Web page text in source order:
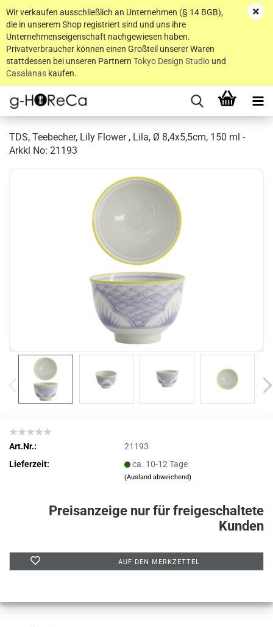
Wir verkaufen ausschließlich an Unternehmen (§ 14 BGB),
die in unserem Shop registriert sind und uns ihre
Unternehmenseigenschaft nachgewiesen haben.
Privatverbraucher können einen Großteil unserer Waren
stattdessen bei unseren Partnern Tokyo Design Studio und
Casalanas kaufen.
TDS, Teebecher, Lily Flower , Lila, Ø 8,4x5,5cm, 150 ml -
Arkkl No: 21193
Art.Nr.:
21193
Lieferzeit:
ca. 10-12 Tage
(Ausland abweichend)
Preisanzeige nur für freigeschaltete
Kunden
AUF DEN MERKZETTEL